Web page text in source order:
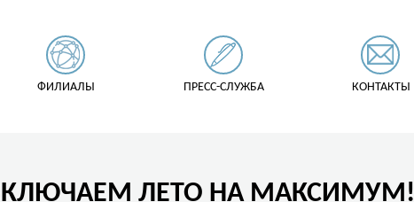
ФИЛИАЛЫ ПРЕСС-СЛУЖБА КОНТАКТЫ
ЛЕТО НА МАКСИМУМ!